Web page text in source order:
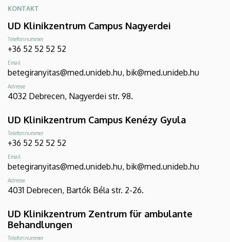
KONTAKT
UD Klinikzentrum Campus Nagyerdei
Telefonnummer
+36 52 52 52 52
Email
betegiranyitas@med.unideb.hu, bik@med.unideb.hu
Adresse
4032 Debrecen, Nagyerdei str. 98.
UD Klinikzentrum Campus Kenézy Gyula
Telefonnummer
+36 52 52 52 52
Email
betegiranyitas@med.unideb.hu, bik@med.unideb.hu
Adresse
4031 Debrecen, Bartók Béla str. 2-26.
UD Klinikzentrum Zentrum für ambulante
Behandlungen
Telefonnummer